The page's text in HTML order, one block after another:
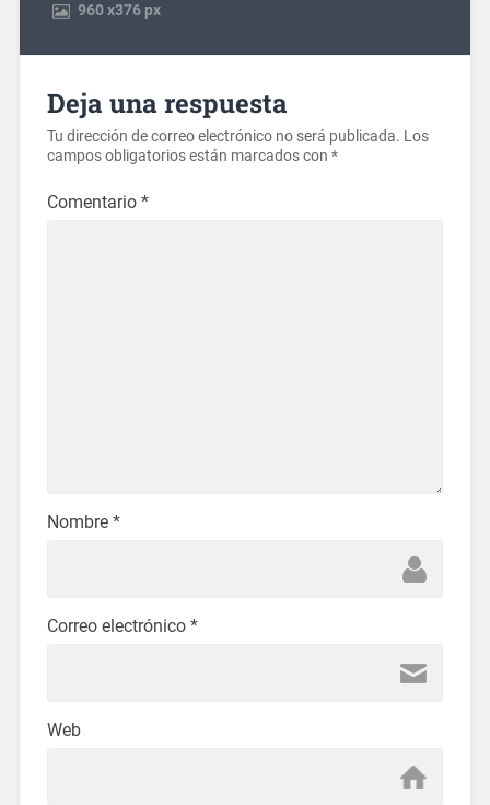
960x376 px
Deja una respuesta
Tu dirección de correo electrónico no será publicada. Los
campos obligatorios están marcados con *
Comentario *
Nombre *
Correo electrónico *
Web